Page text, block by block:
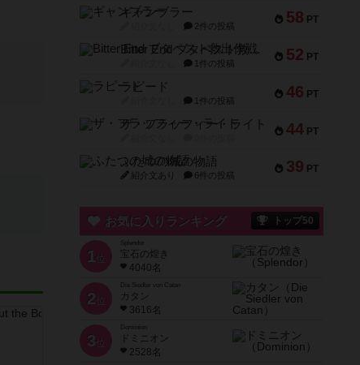
58 PT
ギャンブラー
2件の投稿
52 PT
Bitter End ブタペスト救出作戦
1件の投稿
46 PT
ラピード
1件の投稿
44 PT
ザ・フラッフィー・ライト
39 PT
ふたつの城の物語
紹介文あり 6件の投稿
お気に入りランキング トップ50
1 位
宝石の煌き
4040名
2 位
Die Siedler von Catan
カタン
3616名
3 位
ドミニオン
2528名